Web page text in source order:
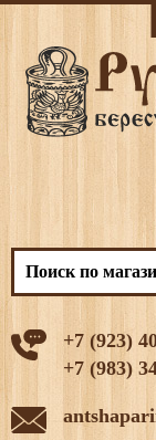
+7 (923)
+7 (983)